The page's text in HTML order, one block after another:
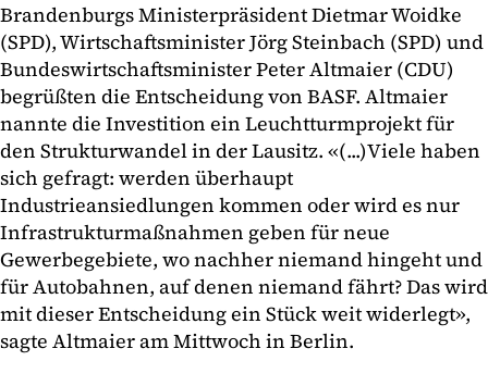
Brandenburgs Ministerpräsident Dietmar Woidke
(SPD), Wirtschaftsminister Jörg Steinbach (SPD) und
Bundeswirtschaftsminister Peter Altmaier (CDU)
begrüßten die Entscheidung von BASF. Altmaier
nannte die Investition ein Leuchtturmprojekt für
den Strukturwandel in der Lausitz. «(...)Viele haben
sich gefragt: werden überhaupt
Industrieansiedlungen kommen oder wird es nur
Infrastrukturmaßnahmen geben für neue
Gewerbegebiete, wo nachher niemand hingeht und
für Autobahnen, auf denen niemand fährt? Das wird
mit dieser Entscheidung ein Stück weit widerlegt»,
sagte Altmaier am Mittwoch in Berlin.